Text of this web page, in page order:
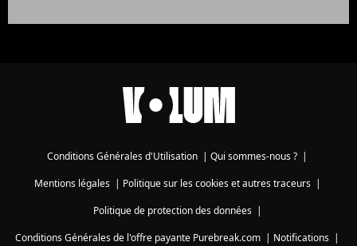
Conditions Générales d'Utilisation | Qui sommes-nous ? |
Mentions légales| Politique sur les cookies et autres traceurs|
Politique de protection des données|
Conditions Générales de l'offre payante Purebreak.com | Notifications |